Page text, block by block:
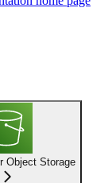
Object Storage